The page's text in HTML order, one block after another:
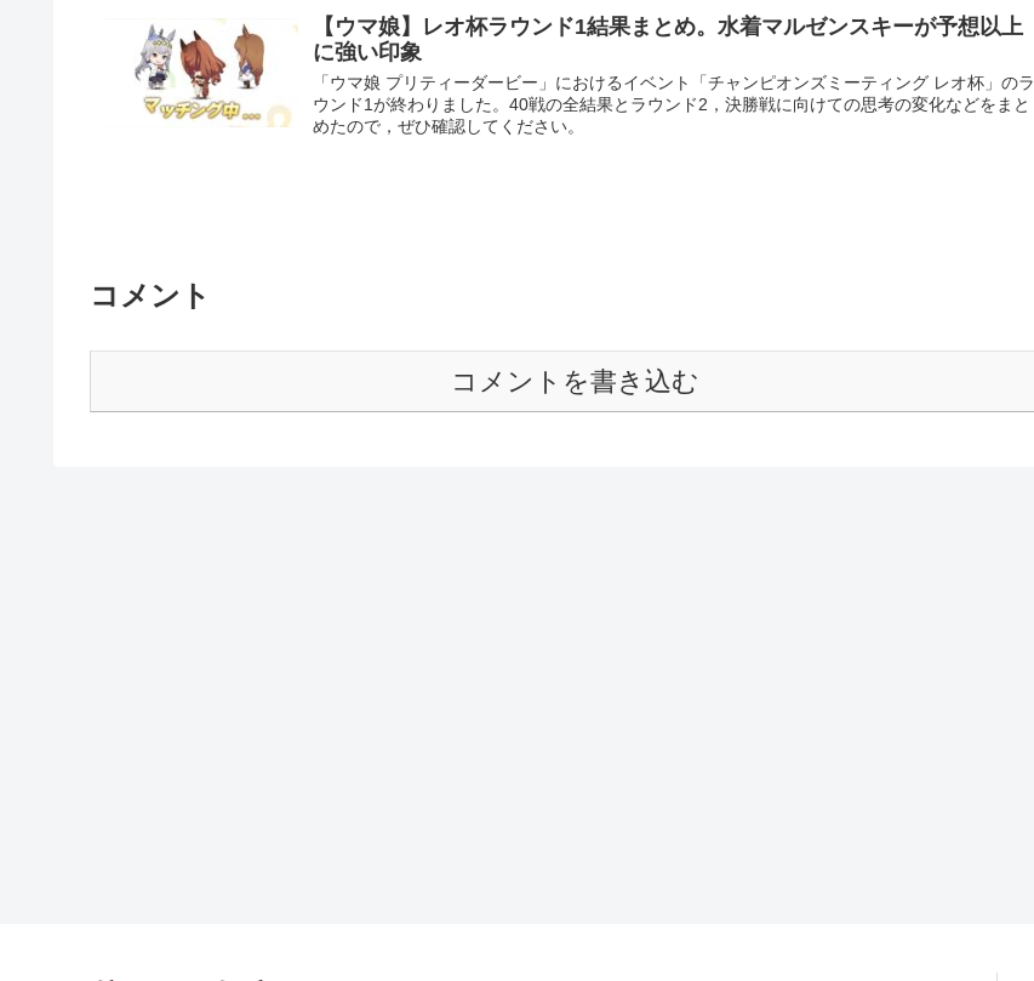
【ウマ娘】レオ杯ラウンド1結果まとめ。水着マルゼンスキーが予想以上
に強い印象
「ウマ娘 プリティーダービー」におけるイベント「チャンピオンズミーティング レオ杯」のラ
ウンド1が終わりました。40戦の全結果とラウンド2，決勝戦に向けての思考の変化などをまと
めたので，ぜひ確認してください。
コメント
コメントを書き込む